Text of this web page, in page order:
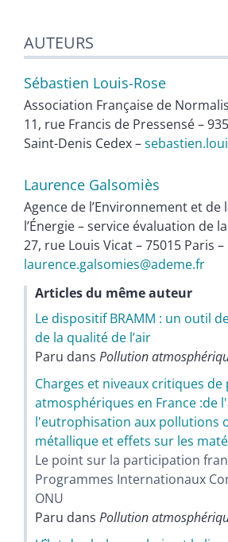
AUTEURS
Sébastien Louis-Rose
Association Française de
11, rue Francis de Pressensé –
Saint-Denis Cedex –
Laurence Galsomiès
Agence de l’Environnement et de
l’Énergie – service évaluation de
27, rue Louis Vicat – 75015 Paris –
laurence.galsomies@ademe.fr
Articles du même auteur
Le dispositif BRAMM : un outil
de la qualité de l’air
Paru dans Pollution
Charges et niveaux critiques de
atmosphériques en France :de
l'eutrophisation aux pollutions
métallique et effets sur les
Le point sur la participation
Programmes Internationaux
ONU
Paru dans Pollution